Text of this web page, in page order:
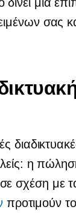
σας
η
σχέση με
προτιμούν